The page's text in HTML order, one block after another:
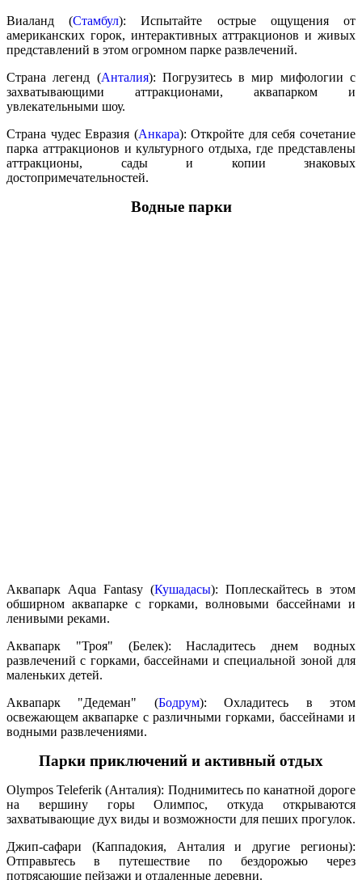
Виаланд (Стамбул): Испытайте острые ощущения от
американских горок, интерактивных аттракционов и живых
представлений в этом огромном парке развлечений.
Страна легенд (Анталия): Погрузитесь в мир мифологии с
захватывающими аттракционами, аквапарком и
увлекательными шоу.
Страна чудес Евразия (Анкара): Откройте для себя сочетание
парка аттракционов и культурного отдыха, где представлены
аттракционы, сады и копии знаковых
достопримечательностей.
Водные парки
Аквапарк Aqua Fantasy (Кушадасы): Поплескайтесь в этом
обширном аквапарке с горками, волновыми бассейнами и
ленивыми реками.
Аквапарк "Троя" (Белек): Насладитесь днем водных
развлечений с горками, бассейнами и специальной зоной для
маленьких детей.
Аквапарк "Дедеман" (Бодрум): Охладитесь в этом
освежающем аквапарке с различными горками, бассейнами и
водными развлечениями.
Парки приключений и активный отдых
Olympos Teleferik (Анталия): Поднимитесь по канатной дороге
на вершину горы Олимпос, откуда открываются
захватывающие дух виды и возможности для пеших прогулок.
Джип-сафари (Каппадокия, Анталия и другие регионы):
Отправьтесь в путешествие по бездорожью через
потрясающие пейзажи и отдаленные деревни.